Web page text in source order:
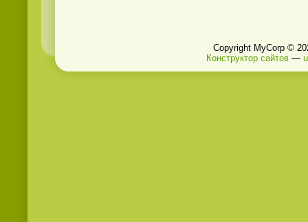
Copyright MyCorp ©
Конструктор сайтов—